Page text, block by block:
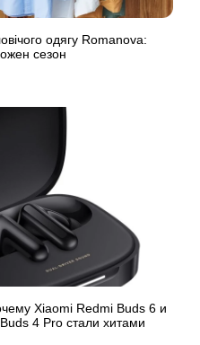
одягу Romanova:
сезон
Xiaomi Redmi Buds 6 и
4 Pro стали хитами